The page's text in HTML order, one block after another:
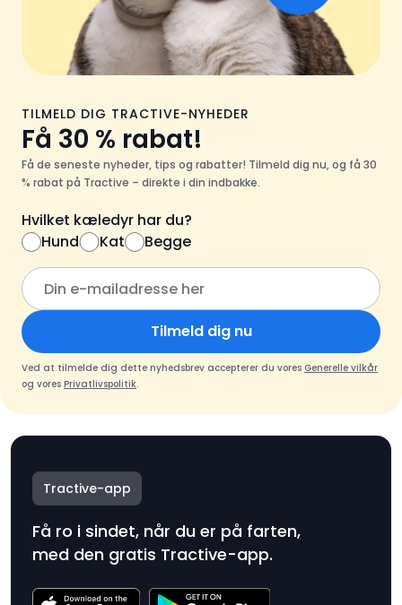
TILMELD DIG TRACTIVE-NYHEDER
Få 30 % rabat!
Få de seneste nyheder, tips og rabatter! Tilmeld dig nu, og få 30
% rabat på Tractive – direkte i din indbakke.
Hvilket kæledyr har du?
Hund
Kat Begge
Tilmeld dig nu
Ved at tilmelde dig dette nyhedsbrev accepterer du vores Generelle vilkår
og vores Privatlivspolitik.
Tractive-app
Få ro i sindet, når du er på farten,
med den gratis Tractive-app.